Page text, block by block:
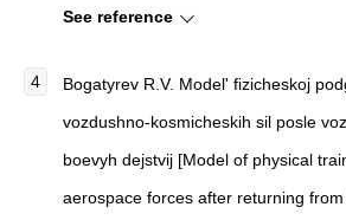
See reference
Bogatyrev R.V. Model' fizicheskoj
vozdushno-kosmicheskih sil posle
boevyh dejstvij [Model of physical
aerospace forces after returning